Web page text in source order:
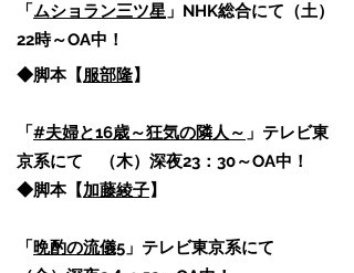
「ムショラン三ツ星 」NHK総合にて（土）
22時～OA中！
◆脚本【服部隆】
「#夫婦と16歳～狂気の隣人～ 」テレビ東
京系にて （木）深夜23：30～OA中！​
◆脚本【加藤綾子】
「晩酌の流儀5 」テレビ東京系にて